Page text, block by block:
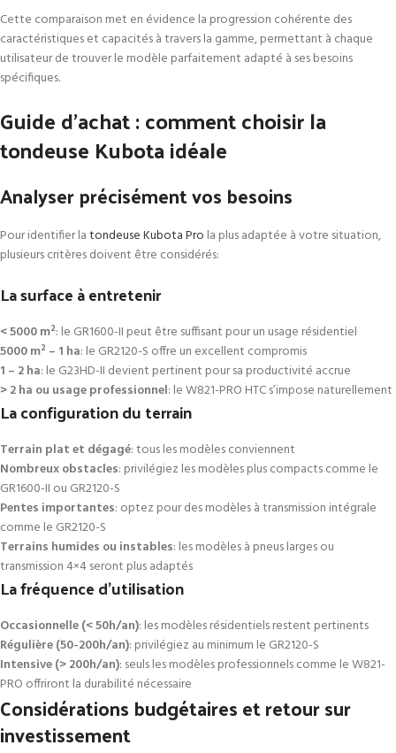
Cette comparaison met en évidence la progression cohérente des
caractéristiques et capacités à travers la gamme, permettant à chaque
utilisateur de trouver le modèle parfaitement adapté à ses besoins
spécifiques.
Guide d’achat : comment choisir la
tondeuse Kubota idéale
Analyser précisément vos besoins
Pour identifier latondeuse Kubota Pro la plus adaptée à votre situation,
plusieurs critères doivent être considérés:
La surface à entretenir
< 5000 m²: le GR1600-II peut être suffisant pour un usage résidentiel
5000 m² – 1 ha: le GR2120-S offre un excellent compromis
1 – 2 ha: le G23HD-II devient pertinent pour sa productivité accrue
> 2 ha ou usage professionnel: le W821-PRO HTC s’impose naturellement
La configuration du terrain
Terrain plat et dégagé: tous les modèles conviennent
Nombreux obstacles: privilégiez les modèles plus compacts comme le
GR1600-II ou GR2120-S
Pentes importantes: optez pour des modèles à transmission intégrale
comme le GR2120-S
Terrains humides ou instables: les modèles à pneus larges ou
transmission 4×4 seront plus adaptés
La fréquence d’utilisation
Occasionnelle (< 50h/an): les modèles résidentiels restent pertinents
Régulière (50-200h/an): privilégiez au minimum le GR2120-S
Intensive (> 200h/an): seuls les modèles professionnels comme le W821-
PRO offriront la durabilité nécessaire
Considérations budgétaires et retour sur
investissement